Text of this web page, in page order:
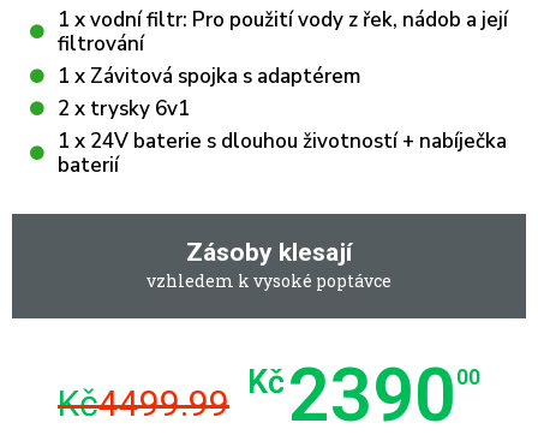
1 x vodní filtr: Pro použití vody z řek, nádob a její
filtrování
1 x Závitová spojka s adaptérem
2 x trysky 6v1
1 x 24V baterie s dlouhou životností + nabíječka
baterií
Zásoby klesají
vzhledem k vysoké poptávce
Kč4499.99 Kč239000